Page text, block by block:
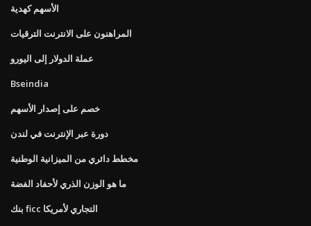
الأسهم كهدية
المراهنون على الانترنت الترقيات
عملة الدولار إلى اليورو
Bseindia
خصم على إصدار الأسهم
دورة عبر الإنترنت في لندن
مخطط دائري من الميزانية الوطنية
ما هو الوزن الذري لأحفاد الفضة
بنك ficc التجاري لأمريكا